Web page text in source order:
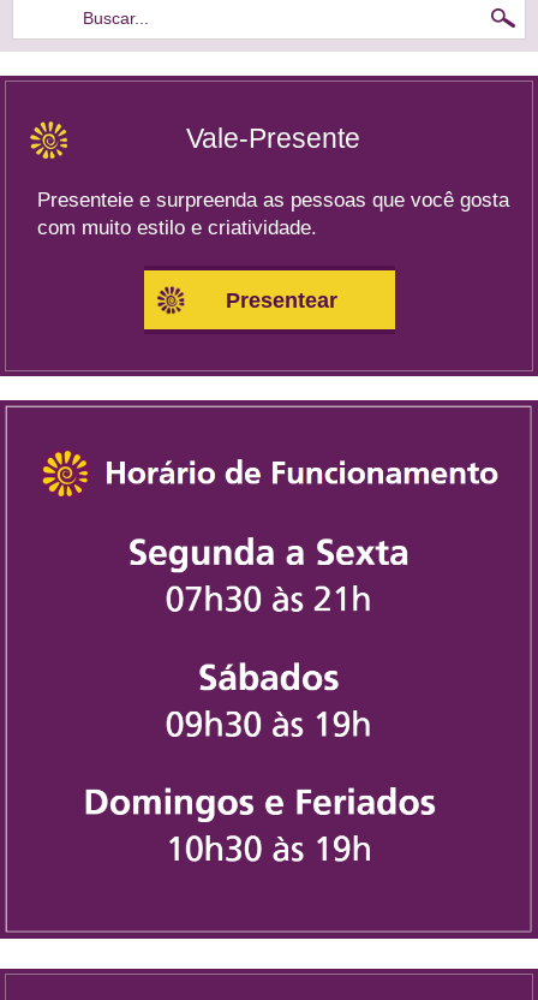
Buscar...
Vale-Presente
Presenteie e surpreenda as pessoas que você gosta
com muito estilo e criatividade.
Presentear